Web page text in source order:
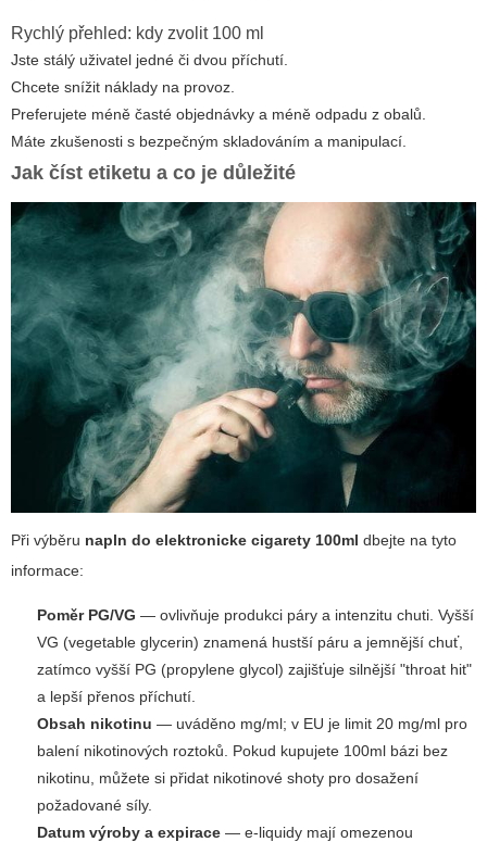
Rychlý přehled: kdy zvolit 100 ml
Jste stálý uživatel jedné či dvou příchutí.
Chcete snížit náklady na provoz.
Preferujete méně časté objednávky a méně odpadu z obalů.
Máte zkušenosti s bezpečným skladováním a manipulací.
Jak číst etiketu a co je důležité
Při výběru napln do elektronicke cigarety 100ml dbejte na tyto
informace:
Poměr PG/VG — ovlivňuje produkci páry a intenzitu chuti. Vyšší
VG (vegetable glycerin) znamená hustší páru a jemnější chuť,
zatímco vyšší PG (propylene glycol) zajišťuje silnější "throat hit"
a lepší přenos příchutí.
Obsah nikotinu — uváděno mg/ml; v EU je limit 20 mg/ml pro
balení nikotinových roztoků. Pokud kupujete 100ml bázi bez
nikotinu, můžete si přidat nikotinové shoty pro dosažení
požadované síly.
Datum výroby a expirace — e-liquidy mají omezenou